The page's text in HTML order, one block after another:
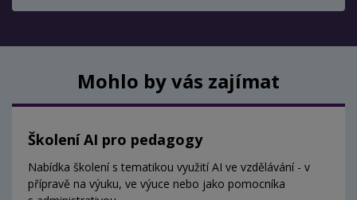
Mohlo by vás zajímat
Školení AI pro pedagogy
Nabídka školení s tematikou využití AI ve vzdělávání - v
přípravě na výuku, ve výuce nebo jako pomocníka